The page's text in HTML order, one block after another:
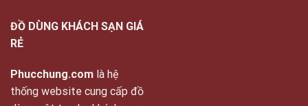
ĐỒ DÙNG KHÁCH SẠN GIÁ
RẺ
Phucchung.com là hệ
thống website cung cấp đồ